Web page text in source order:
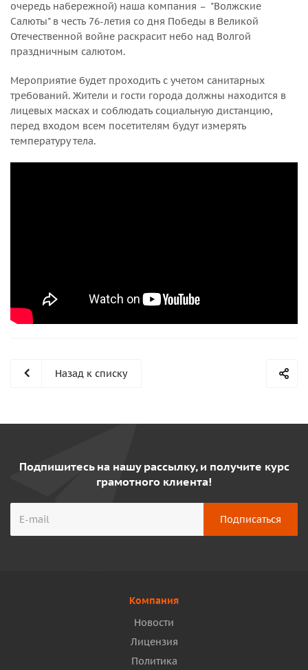
очередь набережной) наша компания – "Волжские
Салюты" в честь 76-летия со дня Победы в Великой
Отечественной войне раскрасит небо над Волгой
праздничным салютом.
Мероприятие будет проходить с учетом санитарных
требований. Жители и гости города должны находится в
лицевых масках и соблюдать социальную дистанцию,
перед входом всем посетителям будут измерять
температуру тела.
Назад к списку
Подпишитесь на нашу рассылку, и получите курс
грамотного клиента!
Компания
Новости
Лицензия
Политика